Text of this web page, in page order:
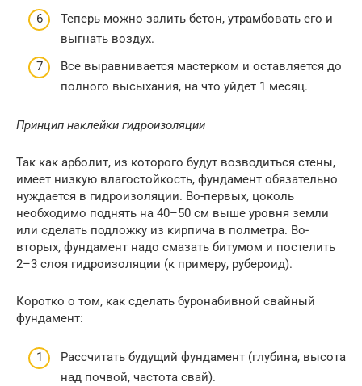
Теперь можно залить бетон, утрамбовать его и
выгнать воздух.
Все выравнивается мастерком и оставляется до
полного высыхания, на что уйдет 1 месяц.
Принцип наклейки гидроизоляции
Так как арболит, из которого будут возводиться стены,
имеет низкую влагостойкость, фундамент обязательно
нуждается в гидроизоляции. Во-первых, цоколь
необходимо поднять на 40–50 см выше уровня земли
или сделать подложку из кирпича в полметра. Во-
вторых, фундамент надо смазать битумом и постелить
2–3 слоя гидроизоляции (к примеру, рубероид).
Коротко о том, как сделать буронабивной свайный
фундамент:
Рассчитать будущий фундамент (глубина, высота
над почвой, частота свай).